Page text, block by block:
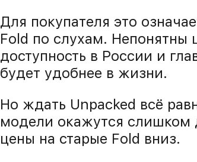
Для покупателя это
Fold по слухам. Непонятны
доступность в России и
будет удобнее в жизни.
Но ждать Unpacked всё
модели окажутся слишком
цены на старые Fold вниз.